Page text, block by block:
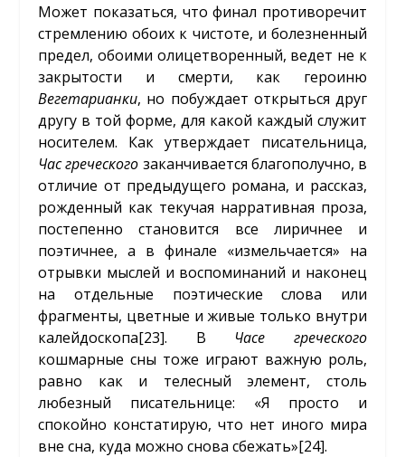
Может показаться, что финал противоречит
стремлению обоих к чистоте, и болезненный
предел, обоими олицетворенный, ведет не к
закрытости и смерти, как героиню
Вегетарианки, но побуждает открыться друг
другу в той форме, для какой каждый служит
носителем. Как утверждает писательница,
Час греческого заканчивается благополучно, в
отличие от предыдущего романа, и рассказ,
рожденный как текучая нарративная проза,
постепенно становится все лиричнее и
поэтичнее, а в финале «измельчается» на
отрывки мыслей и воспоминаний и наконец
на отдельные поэтические слова или
фрагменты, цветные и живые только внутри
калейдоскопа[23]. В Часе греческого
кошмарные сны тоже играют важную роль,
равно как и телесный элемент, столь
любезный писательнице: «Я просто и
спокойно констатирую, что нет иного мира
вне сна, куда можно снова сбежать»[24].